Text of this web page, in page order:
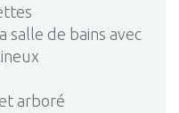
salle de bains avec
arboré